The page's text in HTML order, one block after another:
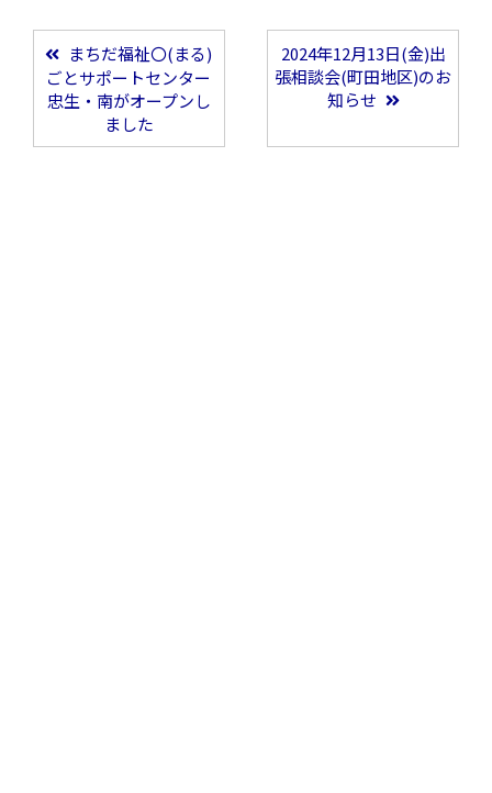
投稿ナビゲーション
まちだ福祉〇(まる)
ごとサポートセンター
忠生・南がオープンし
ました
2024年12月13日(金)出
張相談会(町田地区)のお
知らせ